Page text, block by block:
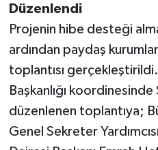
Düzenlendi
Projenin hibe desteği
ardından paydaş
toplantısı
Başkanlığı
düzenlenen toplantıya;
Genel Sekreter